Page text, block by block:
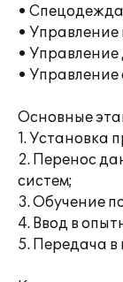
•
•
•
•
Основные
1. Установка
2. Перенос
систем;
3. Обучение
4. Ввод в
5. Передача